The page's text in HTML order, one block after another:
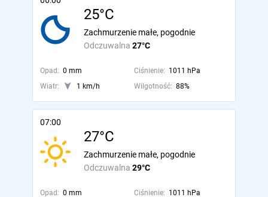
25°C
Odczuwalna 27°C
Zachmurzenie małe, pogodnie
Opad: 0 mm Ciśnienie: 1011 hPa
Wiatr:
1 km/h Wilgotność: 88%
07:00
27°C
Odczuwalna 29°C
Zachmurzenie małe, pogodnie
Opad: 0 mm Ciśnienie: 1011 hPa